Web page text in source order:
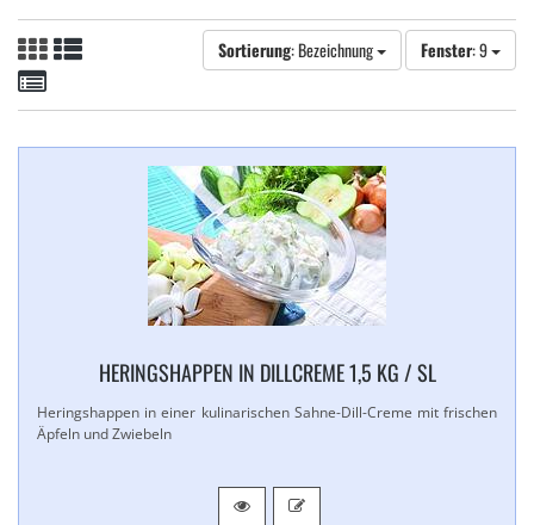
Sortierung: Bezeichnung Fenster: 9
HERINGSHAPPEN IN DILLCREME 1,​5 KG / SL
Heringshappen in einer kulinarischen Sahne-​Dill-​Creme mit frischen
Äpfeln und Zwiebeln